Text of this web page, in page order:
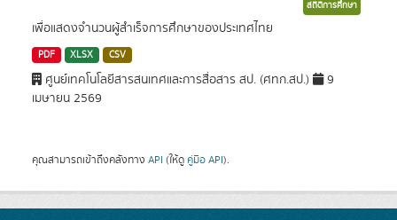
สถิติการศึกษา
เพื่อแสดงจำนวนผู้สำเร็จการศึกษาของประเทศไทย
PDF XLSX CSV
ศูนย์เทคโนโลยีสารสนเทศและการสื่อสาร สป. (ศทก.สป.)
9
เมษายน 2569
คุณสามารถเข้าถึงคลังทาง API (ให้ดู คู่มือ API).